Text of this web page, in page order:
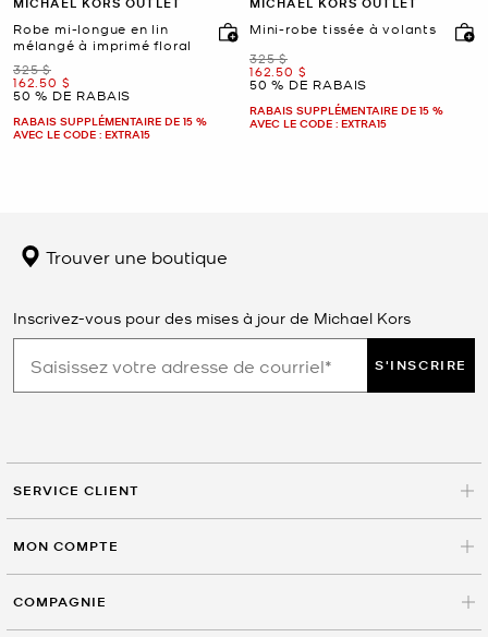
Robe mi-longue en lin
mélangé à imprimé floral
était
325 $
maintenant
162.50 $
50 % DE RABAIS
RABAIS SUPPLÉMENTAIRE DE 15 %
AVEC LE CODE : EXTRA15
Mini-robe tissée à volants
était
325 $
maintenant
162.50 $
50 % DE RABAIS
RABAIS SUPPLÉMENTAIRE DE 15 %
AVEC LE CODE : EXTRA15
Trouver une boutique
Inscrivez-vous pour des mises à jour de Michael Kors
S'INSCRIRE
SERVICE CLIENT
MON COMPTE
COMPAGNIE